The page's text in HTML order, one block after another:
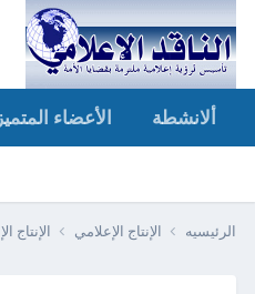
ألانشطة الأعضاء
الرئيسيه الإنتاج الإعلامي الإنتاج